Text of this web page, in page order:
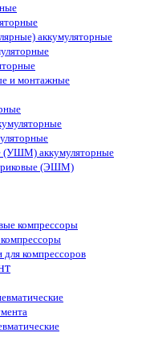
аккумуляторные
и монтажные
аккумуляторные
(ЭШМ)
компрессоры
для компрессоров